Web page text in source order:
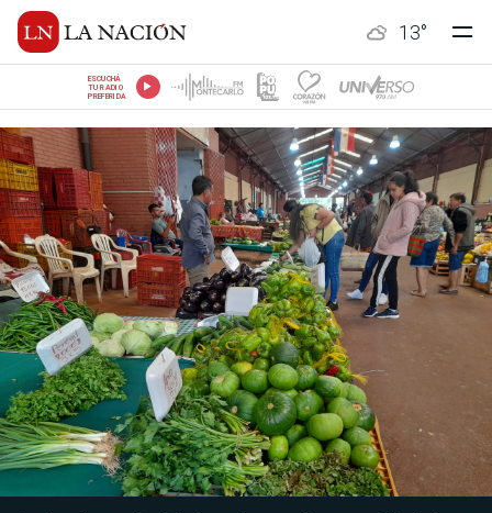
13°
ESCUCHÁ
TU RADIO
PREFERIDA